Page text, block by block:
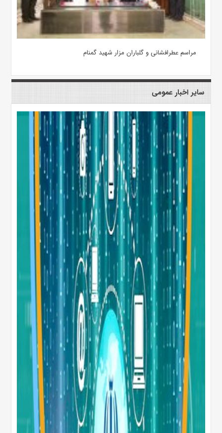
مراسم عطرافشانی و گلباران مزار شهید گمنام
سایر اخبار عمومی